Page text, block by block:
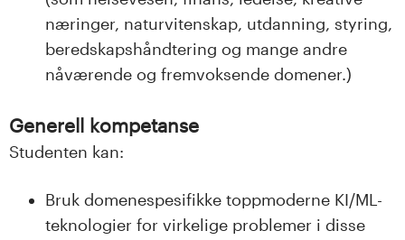
næringer, naturvitenskap, utdanning, styring,
beredskapshåndtering og mange andre
nåværende og fremvoksende domener.)
Generell kompetanse
Studenten kan:
Bruk domenespesifikke toppmoderne KI/ML-
teknologier for virkelige problemer i disse